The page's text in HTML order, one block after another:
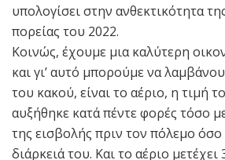
υπολογίσει στην ανθεκτικότητα
πορείας του 2022.
Κοινώς, έχουμε μια καλύτερη
και γι’ αυτό μπορούμε να
του κακού, είναι το αέριο, η τιμή
αυξήθηκε κατά πέντε φορές τόσο
της εισβολής πριν τον πόλεμο όσο
διάρκειά του. Και το αέριο μετέχει